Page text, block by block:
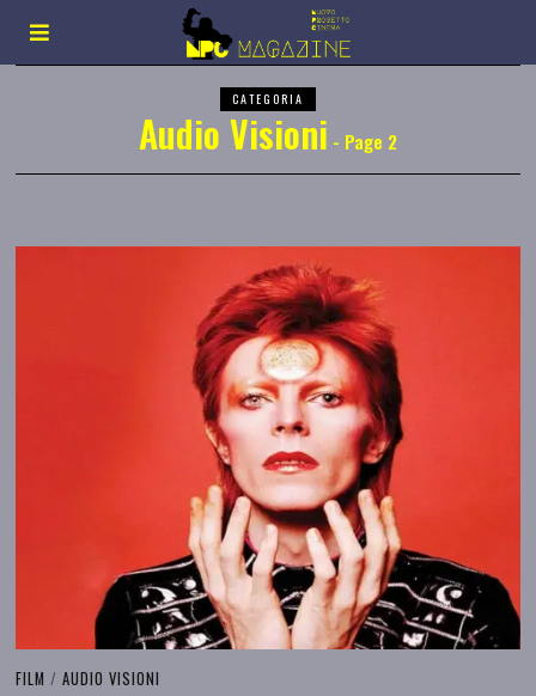
CATEGORIA
Audio Visioni - Page 2
FILM / AUDIO VISIONI